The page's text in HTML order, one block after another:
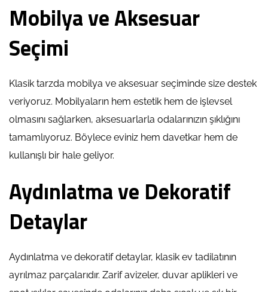
Mobilya ve Aksesuar
Seçimi
Klasik tarzda mobilya ve aksesuar seçiminde size destek
veriyoruz. Mobilyaların hem estetik hem de işlevsel
olmasını sağlarken, aksesuarlarla odalarınızın şıklığını
tamamlıyoruz. Böylece eviniz hem davetkar hem de
kullanışlı bir hale geliyor.
Aydınlatma ve Dekoratif
Detaylar
Aydınlatma ve dekoratif detaylar, klasik ev tadilatının
ayrılmaz parçalarıdır. Zarif avizeler, duvar aplikleri ve